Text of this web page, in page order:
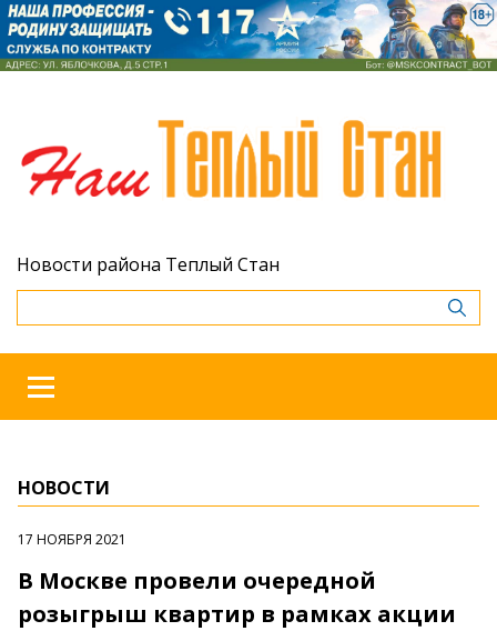
Новости района Теплый Стан
НОВОСТИ
17 НОЯБРЯ 2021
В Москве провели очередной
розыгрыш квартир в рамках акции